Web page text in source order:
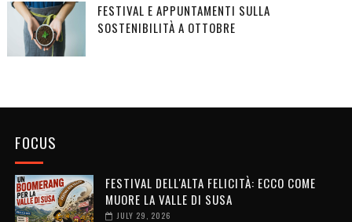
FESTIVAL E APPUNTAMENTI SULLA
SOSTENIBILITÀ A OTTOBRE
FOCUS
FESTIVAL DELL'ALTA FELICITÀ: ECCO COME
MUORE LA VALLE DI SUSA
JULY 29, 2026